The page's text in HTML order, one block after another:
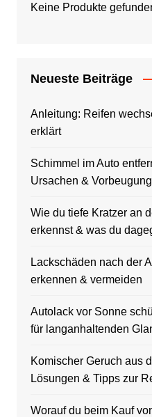
Keine Produkte
Neueste Beiträge
Anleitung: Reifen
erklärt
Schimmel im Auto
Ursachen & Vorbeugung
Wie du tiefe Kratzer an
erkennst & was du
Lackschäden nach der
erkennen & vermeiden
Autolack vor Sonne
für langanhaltenden
Komischer Geruch aus
Lösungen & Tipps zur
Worauf du beim Kauf